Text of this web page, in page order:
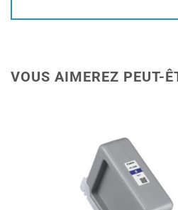
VOUS AIMEREZ PEUT-